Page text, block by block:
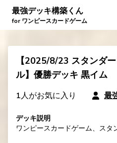
最強デッキ構築くん
for ワンピースカードゲーム
【2025/8/23 スタンダ
ル】優勝デッキ 黒イム
1人がお気に入り 最
デッキ説明
ワンピースカードゲーム、スタ